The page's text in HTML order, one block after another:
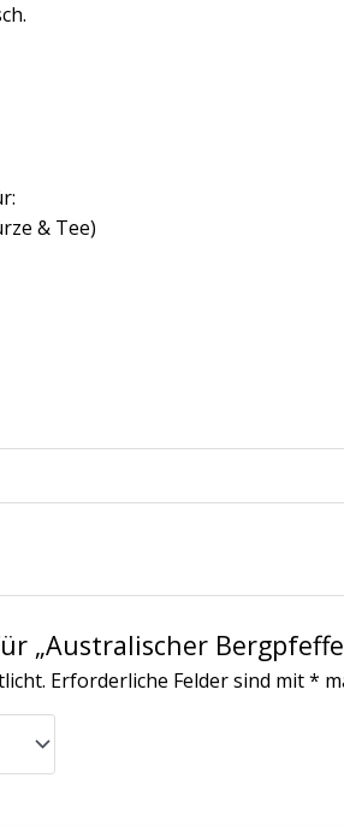
& Tee)
„Australischer
Erforderliche Felder sind mit*